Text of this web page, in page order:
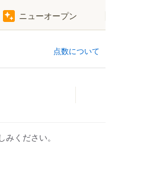
ニューオープン
点数について
ください。